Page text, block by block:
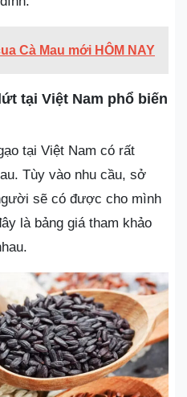
Cà Mau mới HÔM NAY
tại Việt Nam phổ biến
tại Việt Nam có rất
Tùy vào nhu cầu, sở
sẽ có được cho mình
là bảng giá tham khảo